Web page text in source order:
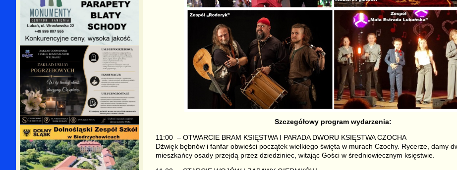
Szczegółowy program wydarzenia:
11:00 – OTWARCIE BRAM KSIĘSTWA I PARADA DWORU KSIĘSTWA CZOCHA
Dźwięk bębnów i fanfar obwieści początek wielkiego święta w murach Czochy. Rycerze, damy
mieszkańcy osady przejdą przez dziedziniec, witając Gości w średniowiecznym księstwie.